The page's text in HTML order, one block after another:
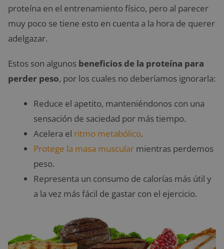
proteína en el entrenamiento físico, pero al parecer
muy poco se tiene esto en cuenta a la hora de querer
adelgazar.
Estos son algunos beneficios de la proteína para
perder peso, por los cuales no deberíamos ignorarla:
Reduce el apetito, manteniéndonos con una
sensación de saciedad por más tiempo.
Acelera el ritmo metabólico.
Protege la masa muscular mientras perdemos
peso.
Representa un consumo de calorías más útil y
a la vez más fácil de gastar con el ejercicio.